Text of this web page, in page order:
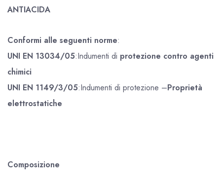
ANTIACIDA
Conformi alle seguenti norme:
UNI EN 13034/05:Indumenti di protezione contro agenti
chimici
UNI EN 1149/3/05:Indumenti di protezione –Proprietà
elettrostatiche
Composizione